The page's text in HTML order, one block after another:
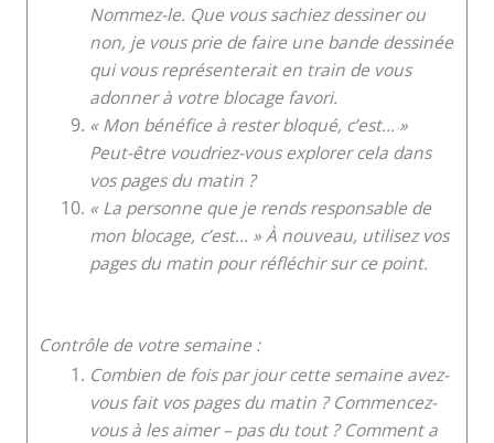
Nommez-le. Que vous sachiez dessiner ou
non, je vous prie de faire une bande dessinée
qui vous représenterait en train de vous
adonner à votre blocage favori.
« Mon bénéfice à rester bloqué, c’est… »
Peut-être voudriez-vous explorer cela dans
vos pages du matin ?
« La personne que je rends responsable de
mon blocage, c’est… » À nouveau, utilisez vos
pages du matin pour réfléchir sur ce point.
Contrôle de votre semaine :
Combien de fois par jour cette semaine avez-
vous fait vos pages du matin ? Commencez-
vous à les aimer – pas du tout ? Comment a